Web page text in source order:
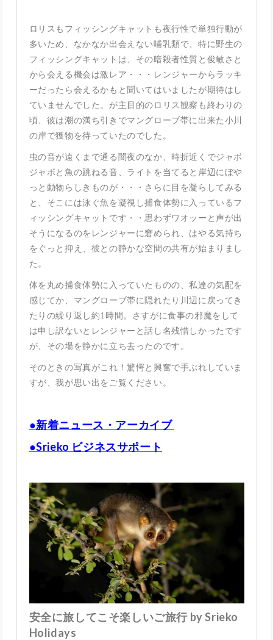
ロリスもフィッシングキャットも夜行性で単独行動が
多いため、なかなか出会えない哺乳類で、特に野生の
フィッシングキャットは、その暗殺者性質と俊敏さと
から会える機会は激レア・・・レンジャーからラッキ
ーだったら会えるかもと聞いてはいましたが期待はし
ていませんでした。が主目的のロリス観察も終わりの
頃、彼は潮の満ち引きでマングローブ帯に出来た小川
の岸で獲物を待っていたのでした。
虫の音が遠くまで通る闇夜のなか、時折近くでジャボ
ジャボと魚の跳ねる音、ライトを当てると岸辺にぼや
っと動物らしきものが・・・さらに目を凝らしてみる
と、そこには泳ぐ魚を凝視し捕食体勢に入っているフ
ィッシングキャットです・・思わずワオッーと声が出
そうになるのをレンジャーに窘められ、はやる気持ち
をぐっと抑え、彼との静かな空間の共有が始まりまし
た。
体を丸め捕食体勢に入っていたものの、私達の気配を
感じてか、マングローブ帯に隠れたり川辺に戻ってき
たりの繰り返し約1時間。さすがに食事の邪魔をして
は申し訳ないとレンジャーと話し名残惜しかったです
が、その場を静かに立ち去ったのです。
そのときの写真がこれ！驚愕と興奮で手ぶれしていま
すが、我が思い出をご覧ください。
●新着ニュース・アーカイブ
●Srieko ビジネスサポート
安全に旅してこそ楽しいご旅行 by Srieko
Holidays